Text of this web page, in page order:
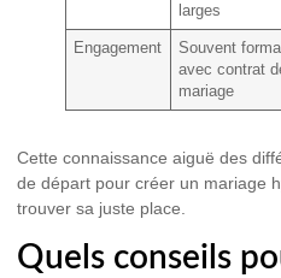
larges
Engagement
Souvent
avec contrat
mariage
Cette connaissance aiguë des
de départ pour créer un mariage
trouver sa juste place.
Quels conseils